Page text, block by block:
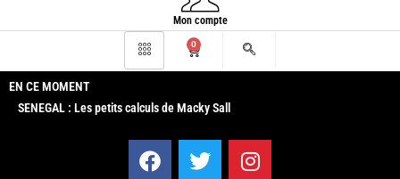
Mon compte
0
EN CE MOMENT
SENEGAL : Les petits calculs de Macky Sall